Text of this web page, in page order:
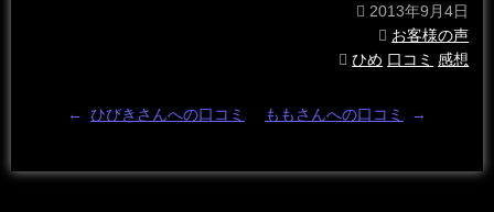
2013年9月4日
お客様の声
ひめ 口コミ 感想
← ひびきさんへの口コミ ももさんへの口コミ →